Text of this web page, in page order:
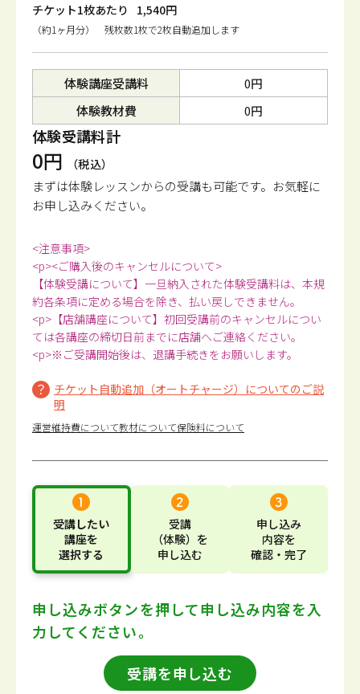
チケット1枚あたり 1,540円
（約1ヶ月分） 残枚数1枚で2枚自動追加します
体験講座受講料
0円
体験教材費
0円
体験受講料計
0円 （税込）
まずは体験レッスンからの受講も可能です。 お気軽に
お申し込みください。
<注意事項>
<p><ご購入後のキャンセルについて>
【体験受講について】一旦納入された体験受講料は、本規
約各条項に定める場合を除き、払い戻しできません。
<p>【店舗講座について】初回受講前のキャンセルについ
ては各講座の締切日前までに店舗へご連絡ください。
<p>※ご受講開始後は、退講手続きをお願いします。
チケット自動追加（オートチャージ）についてのご説
明
運営維持費について教材について保険料について
受講したい
講座を
選択する
受講
（体験） を
申し込む
申し込み
内容を
確認・完了
申し込みボタンを押して申し込み内容を入
力してください。
受講を申し込む